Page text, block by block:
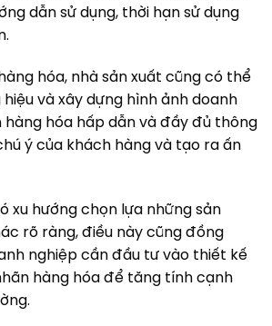
dẫn sử dụng, thời hạn sử dụng
hóa, nhà sản xuất cũng có thể
và xây dựng hình ảnh doanh
hàng hóa hấp dẫn và đầy đủ thông
ý của khách hàng và tạo ra ấn
xu hướng chọn lựa những sản
rõ ràng, điều này cũng đồng
nghiệp cần đầu tư vào thiết kế
hàng hóa để tăng tính cạnh